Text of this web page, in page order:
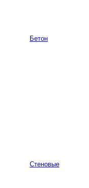
Бетон
Стеновые